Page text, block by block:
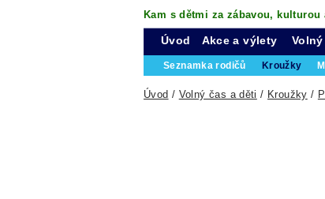
Kam s dětmi za zábavou,
Úvod Akce a výlety
Seznamka rodičů Kroužky
Úvod / Volný čas a děti / Kroužky /